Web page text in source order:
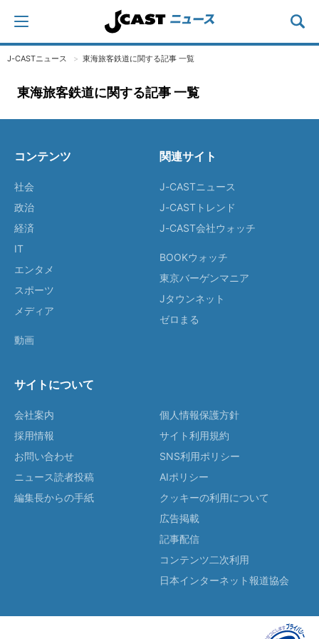
J-CASTニュース 東海旅客鉄道に関する記事 一覧
東海旅客鉄道に関する記事 一覧
コンテンツ
社会
政治
経済
IT
エンタメ
スポーツ
メディア
動画
関連サイト
J-CASTニュース
J-CASTトレンド
J-CAST会社ウォッチ
BOOKウォッチ
東京バーゲンマニア
Jタウンネット
ゼロまる
サイトについて
会社案内
採用情報
お問い合わせ
ニュース読者投稿
編集長からの手紙
個人情報保護方針
サイト利用規約
SNS利用ポリシー
AIポリシー
クッキーの利用について
広告掲載
記事配信
コンテンツ二次利用
日本インターネット報道協会